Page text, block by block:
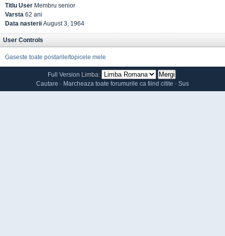
Titlu User Membru senior
Varsta 62 ani
Data nasterii August 3, 1964
User Controls
Gaseste toate postarile/topicele mele
Full Version Limba:
Cautare · Marcheaza toate forumurile ca fiind citite · Sus